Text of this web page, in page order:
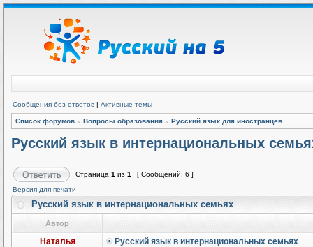
Сообщения без ответов | Активные темы
Список форумов » Вопросы образования » Русский язык для иностранцев
Русский язык в интернациональных
Страница 1 из 1
[ Сообщений: 6 ]
Версия для печати
Русский язык в интернациональных семьях
Автор
Наталья
Русский язык в интернациональных семьях